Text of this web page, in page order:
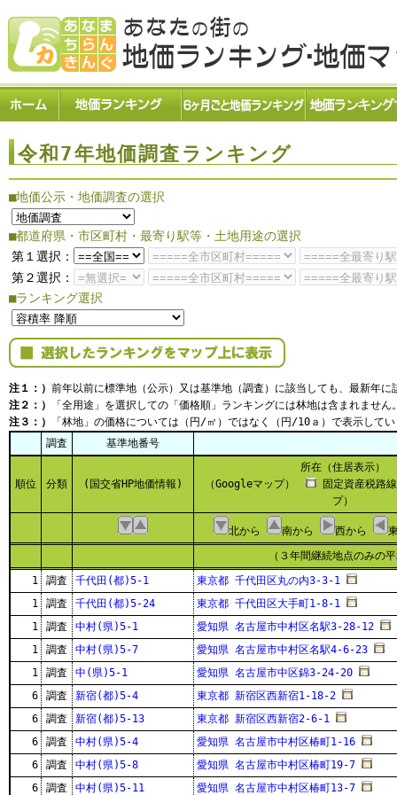
令和7年地価調査ランキング
■地価公示・地価調査の選択
■都道府県・市区町村・最寄り駅等・土地用途の選択
第１選択：
第２選択：
■ランキング選択
注１：） 前年以前に標準地（公示）又は基準地（調査）に該当しても、最新年
注２：）
「全用途」を選択しての「価格順」ランキングには林地は含まれません
注３：）
「林地」の価格については（円/㎡）ではなく（円/10ａ）で表示して
調査
基準地番号
順位 分類 (国交省HP地価情報)
所在（住居表示）
（Googleマップ）
固定資産税路線
プ）
北から 南から 西から
（３年間継続地点のみの
1
調査 千代田(都)5-1
東京都 千代田区丸の内3-3-1
1
調査 千代田(都)5-24
東京都 千代田区大手町1-8-1
1
調査 中村(県)5-1
愛知県 名古屋市中村区名駅3-28-12
1
調査 中村(県)5-7
愛知県 名古屋市中村区名駅4-6-23
1
調査 中(県)5-1
愛知県 名古屋市中区錦3-24-20
6
調査 新宿(都)5-4
東京都 新宿区西新宿1-18-2
6
調査 新宿(都)5-13
東京都 新宿区西新宿2-6-1
6
調査 中村(県)5-4
愛知県 名古屋市中村区椿町1-16
6
調査 中村(県)5-8
愛知県 名古屋市中村区椿町19-7
6
調査 中村(県)5-11
愛知県 名古屋市中村区椿町13-7